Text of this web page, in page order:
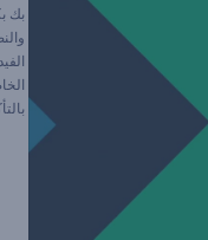
بك